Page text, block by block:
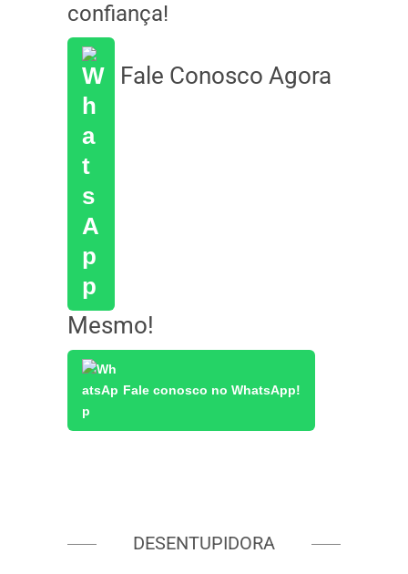
confiança!
Fale Conosco Agora
Mesmo!
Fale conosco no WhatsApp!
DESENTUPIDORA